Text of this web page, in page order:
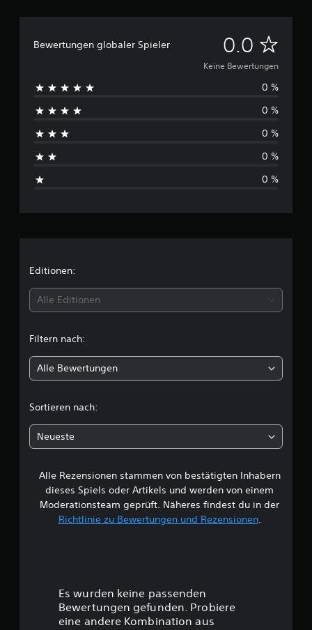
Bewertungen globaler Spieler 0.0 K
e
n
e
B
n
g
n
Keine Bewertungen
0 %
0 %
0 %
0 %
0 %
Editionen:
Alle Editionen
Filtern nach:
Alle Bewertungen
Sortieren nach:
Neueste
Alle Rezensionen stammen von bestätigten Inhabern
dieses Spiels oder Artikels und werden von einem
Moderationsteam geprüft. Näheres findest du in der
Richtlinie zu Bewertungen und Rezensionen.
Es wurden keine passenden
Bewertungen gefunden. Probiere
eine andere Kombination aus